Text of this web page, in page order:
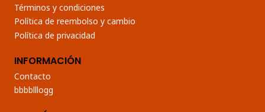
Términos y condiciones
Política de reembolso y cambio
Política de privacidad
INFORMACIÓN
Contacto
bbbblllogg